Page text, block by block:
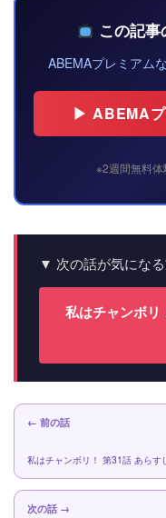
この記事
ABEMAプレミアム
▶ ABEMAプ
※2週間無料
▼ 次の話が気にな
私はチャンボリ
← 前の話
私はチャンボリ！ 第31話 あらす
次の話 →